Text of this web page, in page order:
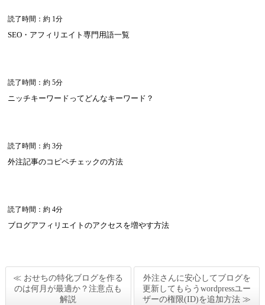
読了時間：約 1分
SEO・アフィリエイト専門用語一覧
読了時間：約 5分
ニッチキーワードってどんなキーワード？
読了時間：約 3分
外注記事のコピペチェックの方法
読了時間：約 4分
ブログアフィリエイトのアクセスを増やす方法
≪ おせちの特化ブログを作る
のは何月が最適か？注意点も
解説
外注さんに安心してブログを
更新してもらうwordpressユー
ザーの権限(ID)を追加方法 ≫